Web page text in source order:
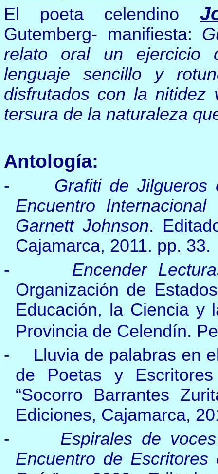
El poeta celendino
Gutemberg- manifiesta:
relato oral un ejercicio
lenguaje sencillo y
disfrutados con la
tersura de la naturaleza
Antología:
-
Grafiti de
Encuentro
Garnett Johnson.
Cajamarca, 2011. pp. 33.
-
Encender
Organización de
Educación, la Ciencia y
Provincia de Celendín.
-
Lluvia de palabras en
de Poetas y
“Socorro Barrantes
Ediciones, Cajamarca,
-
Espirales de
Encuentro de Escritores